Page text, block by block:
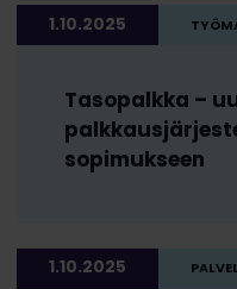
1.10.2025
Tasopalkka –
sopimukseen
1.10.2025